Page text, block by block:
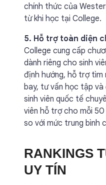
chính thức của
từ khi học tại College.
5. Hỗ trợ toàn diện
College cung cấp
dành riêng cho sinh
định hướng, hỗ trợ tìm
bay, tư vấn học tập
sinh viên quốc tế
viên hỗ trợ cho mỗi 50
so với mức trung bình
RANKINGS
UY TÍN